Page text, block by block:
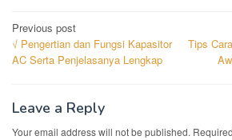
Post
navigation
Previous post
√ Pengertian dan Fungsi Kapasitor
AC Serta Penjelasanya Lengkap
Tips
Leave a Reply
Your email address will not be published.